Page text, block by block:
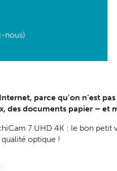
nous)
parce qu’on n’est
des documents papier – et
7 UHD 4K : le bon
qualité optique !